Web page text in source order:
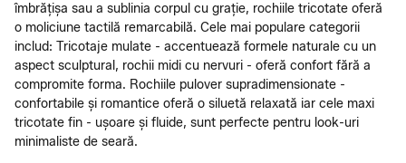
îmbrățișa sau a sublinia corpul cu grație, rochiile tricotate oferă
o moliciune tactilă remarcabilă. Cele mai populare categorii
includ: Tricotaje mulate - accentuează formele naturale cu un
aspect sculptural, rochii midi cu nervuri - oferă confort fără a
compromite forma. Rochiile pulover supradimensionate -
confortabile și romantice oferă o siluetă relaxată iar cele maxi
tricotate fin - ușoare și fluide, sunt perfecte pentru look-uri
minimaliste de seară.